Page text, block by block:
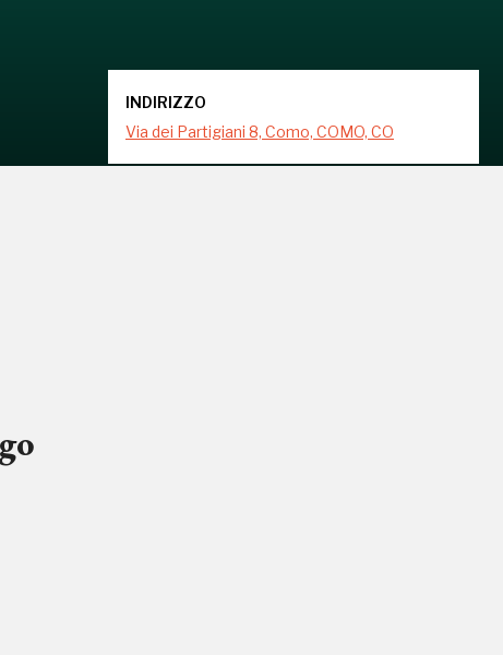
INDIRIZZO
Via dei Partigiani 8, Como, COMO, CO